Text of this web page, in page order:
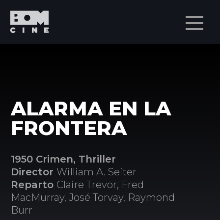
ALARMA EN LA
FRONTERA
1950 Crimen, Thriller
Director William A. Seiter
Reparto Claire Trevor, Fred
MacMurray, José Torvay, Raymond
Burr